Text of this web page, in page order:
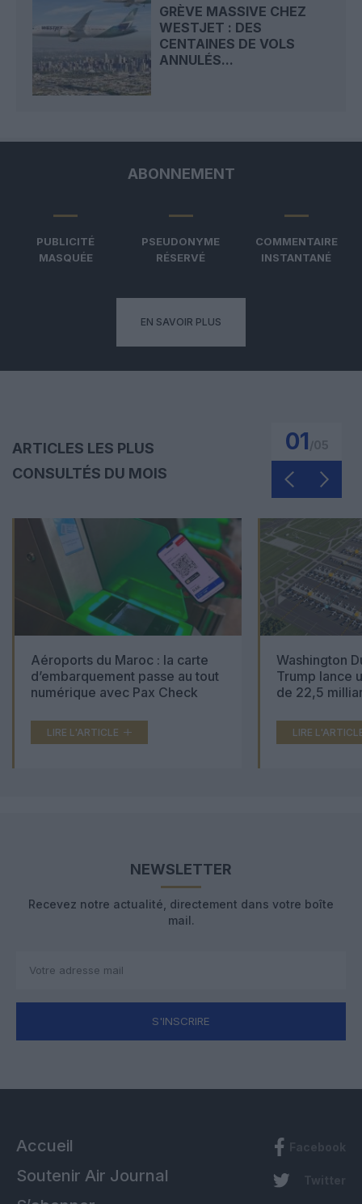
GRÈVE MASSIVE CHEZ
WESTJET : DES
CENTAINES DE VOLS
ANNULÉS...
ABONNEMENT
PUBLICITÉ
MASQUÉE
PSEUDONYME
RÉSERVÉ
COMMENTAIRE
INSTANTANÉ
EN SAVOIR PLUS
ARTICLES LES PLUS
CONSULTÉS DU MOIS
01
Aéroports du Maroc : la carte
d’embarquement passe au tout
numérique avec Pax Check
LIRE L'ARTICLE
Washington
Trump lance
de 22,5
LIRE
NEWSLETTER
Recevez notre actualité, directement dans votre boîte
mail.
S'INSCRIRE
Accueil
Soutenir Air Journal